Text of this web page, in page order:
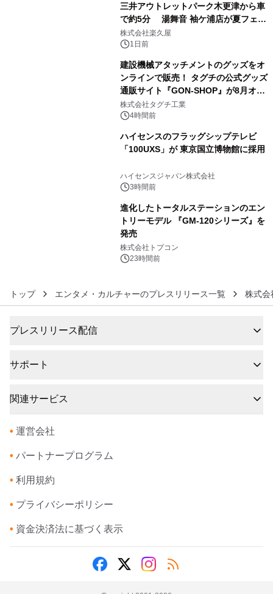
三井アウトレットパーク木更津から車
で約5分 湯舞音 袖ケ浦店が夏フェア
メニューを提供
株式会社楽久屋
1日前
建設機械アタッチメントのグッズをオ
ンラインで販売！ タグチの公式グッズ
通販サイト『GON-SHOP』が8月オー
プン
株式会社タグチ工業
4時間前
ハイセンスのフラッグシップテレビ
「100UXS」が 東京国立博物館に採用
ハイセンスジャパン株式会社
3時間前
進化したトータルステーションのエン
トリーモデル 『GM-120シリーズ』を
発売
株式会社トプコン
23時間前
トップ エンタメ・カルチャーのプレスリリース一覧 株式会
プレスリリース配信
サポート
関連サービス
• 運営会社
• パートナープログラム
• 利用規約
• プライバシーポリシー
• 資金決済法に基づく表示